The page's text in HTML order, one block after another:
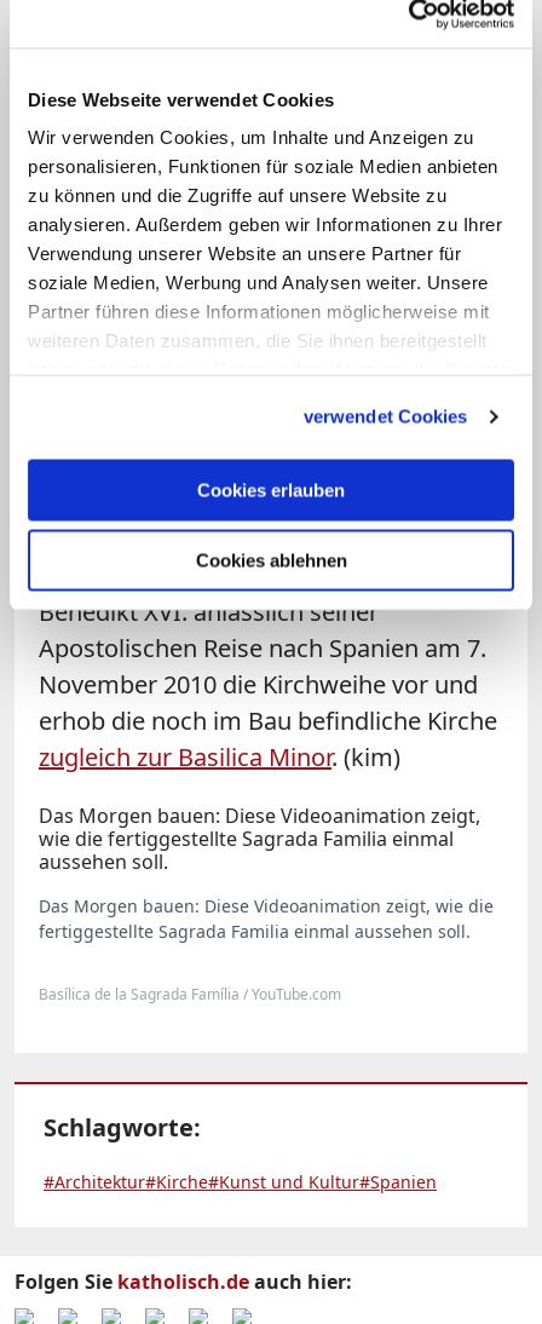
Diese Webseite verwendet Cookies
Wir verwenden Cookies, um Inhalte und Anzeigen zu
personalisieren, Funktionen für soziale Medien anbieten
zu können und die Zugriffe auf unsere Website zu
analysieren. Außerdem geben wir Informationen zu Ihrer
Verwendung unserer Website an unsere Partner für
soziale Medien, Werbung und Analysen weiter. Unsere
Partner führen diese Informationen möglicherweise mit
weiteren Daten zusammen, die Sie ihnen bereitgestellt
verwendet Cookies
Cookies erlauben
Cookies ablehnen
Trotz der anhaltenden Bauarbeiten gilt
die Sagrada Familia schon heute als eines
der wichtigsten touristischen Ziele
Spaniens. Laut dem Bericht auf
cruxnow.com haben im Jahr 2014 über 3
Millionen Besucher die Kirche besucht.
Finanzierung des Baus, welcher jährlich
Nachdem im Laufe der 2000er Jahre der
Innenraum der Sagrada Familia
fertiggestellt wurde, nahm Papst
Benedikt XVI. anlässlich seiner
Apostolischen Reise nach Spanien am 7.
November 2010 die Kirchweihe vor und
erhob die noch im Bau befindliche Kirche
zugleich zur Basilica Minor. (kim)
Das Morgen bauen: Diese Videoanimation zeigt,
wie die fertiggestellte Sagrada Familia einmal
aussehen soll.
Das Morgen bauen: Diese Videoanimation zeigt, wie die
fertiggestellte Sagrada Familia einmal aussehen soll.
Basílica de la Sagrada Família / YouTube.com
Schlagworte:
#Architektur#Kirche#Kunst und Kultur#Spanien
Folgen Sie katholisch.deauch hier: